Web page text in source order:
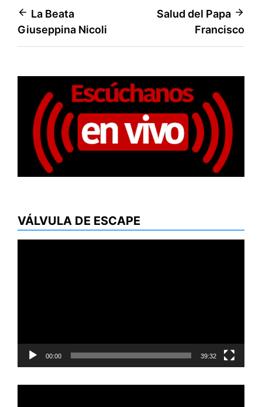
Navegación
de
La Beata
Giuseppina Nicoli
Salud del Papa
Francisco
VÁLVULA DE ESCAPE
00:00 39:32